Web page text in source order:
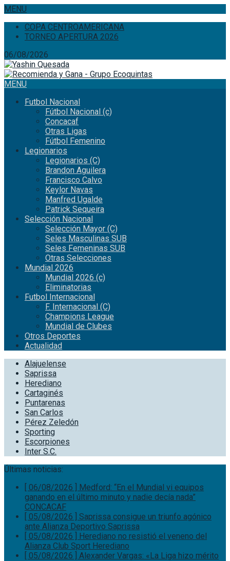
MENU
COPA CENTROAMERICANA
TORNEO APERTURA 2026
06/08/2026
MENU
Futbol Nacional
Fútbol Nacional (c)
Concacaf
Otras Ligas
Fútbol Femenino
Legionarios
Legionarios (C)
Brandon Aguilera
Francisco Calvo
Keylor Navas
Manfred Ugalde
Patrick Sequeira
Selección Nacional
Selección Mayor (C)
Seles Masculinas SUB
Seles Femeninas SUB
Otras Selecciones
Mundial 2026
Mundial 2026 (c)
Eliminatorias
Futbol Internacional
F. Internacional (C)
Champions League
Mundial de Clubes
Otros Deportes
Actualidad
Alajuelense
Saprissa
Herediano
Cartaginés
Puntarenas
San Carlos
Pérez Zeledón
Sporting
Escorpiones
Inter S.C.
Últimas noticias:
[ 06/08/2026 ] Medford: “En el Mundial vi equipos
ganando en el último minuto y nadie decía nada”
CONCACAF
[ 05/08/2026 ] Saprissa consigue un triunfo agónico
ante Alianza Deportivo Saprissa
[ 05/08/2026 ] Herediano no resistió el veneno del
Alianza Club Sport Herediano
[ 05/08/2026 ] Alexander Vargas: «La Liga hizo mérito